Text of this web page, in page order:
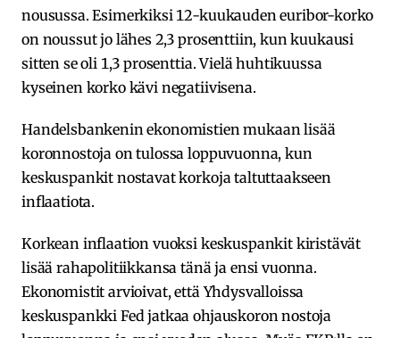
nousussa. Esimerkiksi 12-kuukauden euribor-korko
on noussut jo lähes 2,3 prosenttiin, kun kuukausi
sitten se oli 1,3 prosenttia. Vielä huhtikuussa
kyseinen korko kävi negatiivisena.
Handelsbankenin ekonomistien mukaan lisää
koronnostoja on tulossa loppuvuonna, kun
keskuspankit nostavat korkoja taltuttaakseen
inflaatiota.
Korkean inflaation vuoksi keskuspankit kiristävät
lisää rahapolitiikkansa tänä ja ensi vuonna.
Ekonomistit arvioivat, että Yhdysvalloissa
keskuspankki Fed jatkaa ohjauskoron nostoja